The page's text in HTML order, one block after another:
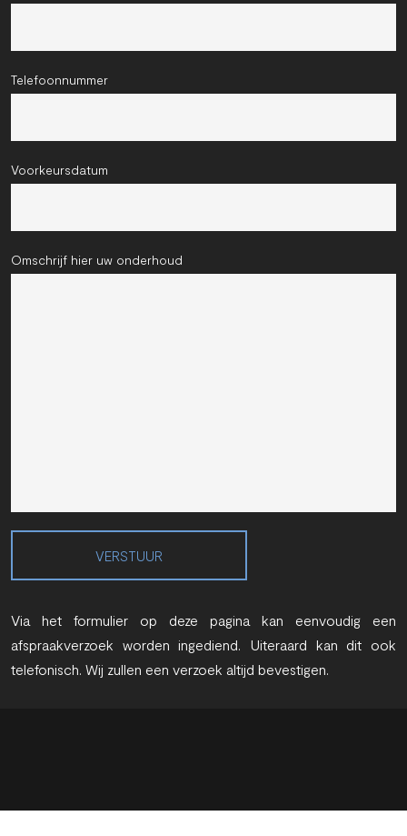
Telefoonnummer
Voorkeursdatum
Omschrijf hier uw onderhoud
VERSTUUR
Via het formulier op deze pagina kan eenvoudig een
afspraakverzoek worden ingediend. Uiteraard kan dit ook
telefonisch. Wij zullen een verzoek altijd bevestigen.